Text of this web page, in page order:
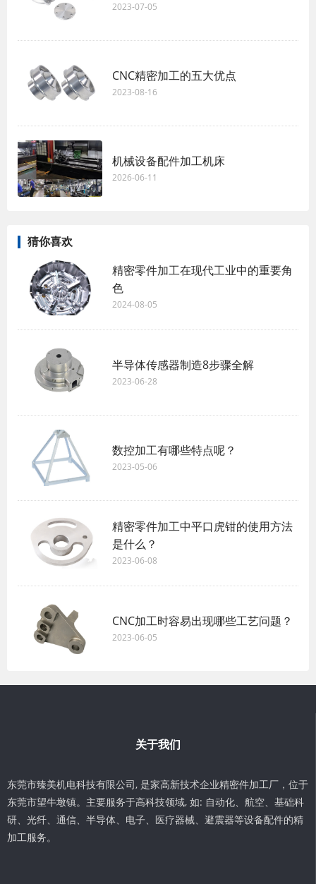
2023-07-05
CNC精密加工的五大优点
2023-08-16
机械设备配件加工机床
2026-06-11
猜你喜欢
精密零件加工在现代工业中的重要角
色
2024-08-05
半导体传感器制造8步骤全解
2023-06-28
数控加工有哪些特点呢？
2023-05-06
精密零件加工中平口虎钳的使用方法
是什么？
2023-06-08
CNC加工时容易出现哪些工艺问题？
2023-06-05
关于我们
东莞市臻美机电科技有限公司, 是家高新技术企业精密件加工厂，位于
东莞市望牛墩镇。主要服务于高科技领域, 如: 自动化、航空、基础科
研、光纤、通信、半导体、电子、医疗器械、避震器等设备配件的精
加工服务。